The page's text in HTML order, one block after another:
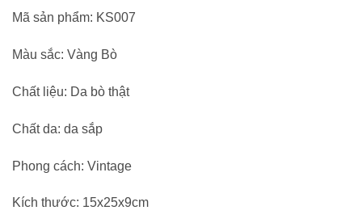
Mã sản phẩm: KS007
Màu sắc: Vàng Bò
Chất liệu: Da bò thật
Chất da: da sắp
Phong cách: Vintage
Kích thước: 15x25x9cm